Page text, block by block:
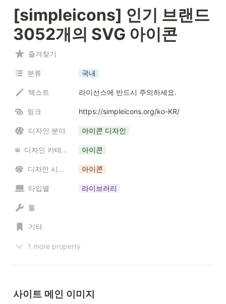
[simpleicons] 인기 브랜드
3052개의 SVG 아이콘
즐겨찾기
분류 국내
텍스트 라이선스에 반드시 주의하세요.
링크 https://simpleicons.org/ko-KR/
디자인 분야 아이콘 디자인
디자인 카테고리 / 리소스 아이콘
디자인 시스템 아이콘
타입별 라이브러리
툴
기타
1 more property
사이트 메인 이미지